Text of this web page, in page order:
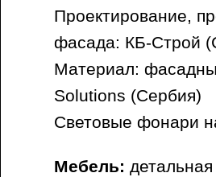
Проектирование,
фасада: КБ-Строй
Материал:
Solutions (Сербия)
Световые фонари
Мебель: